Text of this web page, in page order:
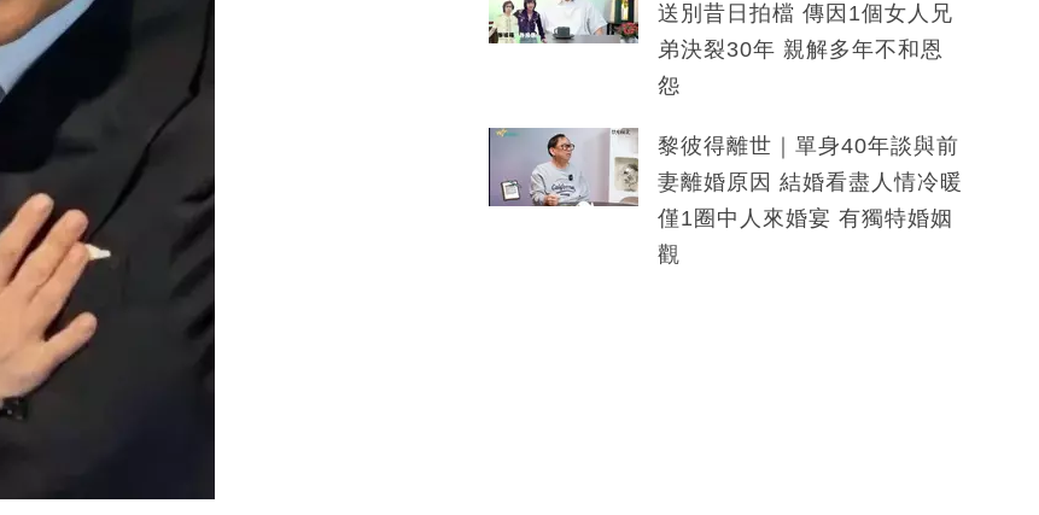
送別昔日拍檔 傳因1個女人兄
弟決裂30年 親解多年不和恩
怨
黎彼得離世｜單身40年談與前
妻離婚原因 結婚看盡人情冷暖
僅1圈中人來婚宴 有獨特婚姻
觀